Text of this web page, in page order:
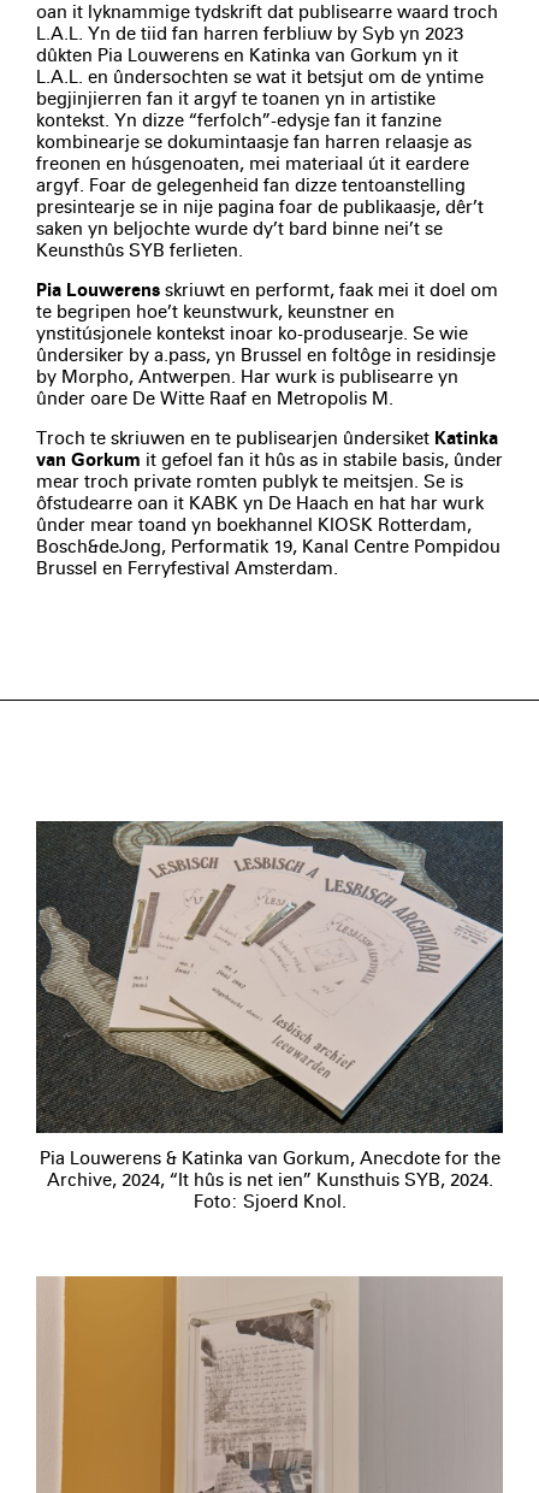
oan it lyknammige tydskrift dat publisearre waard troch
L.A.L. Yn de tiid fan harren ferbliuw by Syb yn 2023
dûkten Pia Louwerens en Katinka van Gorkum yn it
L.A.L. en ûndersochten se wat it betsjut om de yntime
begjinjierren fan it argyf te toanen yn in artistike
kontekst. Yn dizze “ferfolch”-edysje fan it fanzine
kombinearje se dokumintaasje fan harren relaasje as
freonen en húsgenoaten, mei materiaal út it eardere
argyf. Foar de gelegenheid fan dizze tentoanstelling
presintearje se in nije pagina foar de publikaasje, dêr’t
saken yn beljochte wurde dy’t bard binne nei’t se
Keunsthûs SYB ferlieten.
Pia Louwerens skriuwt en performt, faak mei it doel om
te begripen hoe’t keunstwurk, keunstner en
ynstitúsjonele kontekst inoar ko-produsearje. Se wie
ûndersiker by a.pass, yn Brussel en foltôge in residinsje
by Morpho, Antwerpen. Har wurk is publisearre yn
ûnder oare De Witte Raaf en Metropolis M.
Troch te skriuwen en te publisearjen ûndersiket Katinka
van Gorkum it gefoel fan it hûs as in stabile basis, ûnder
mear troch private romten publyk te meitsjen. Se is
ôfstudearre oan it KABK yn De Haach en hat har wurk
ûnder mear toand yn boekhannel KIOSK Rotterdam,
Bosch&deJong, Performatik 19, Kanal Centre Pompidou
Brussel en Ferryfestival Amsterdam.
Pia Louwerens & Katinka van Gorkum, Anecdote for the
Archive, 2024, “It hûs is net ien” Kunsthuis SYB, 2024.
Foto: Sjoerd Knol.